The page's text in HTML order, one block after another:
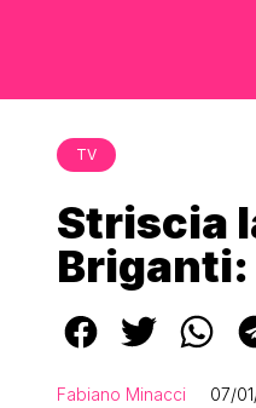
TV
Striscia
Briganti:
Fabiano Minacci 07/